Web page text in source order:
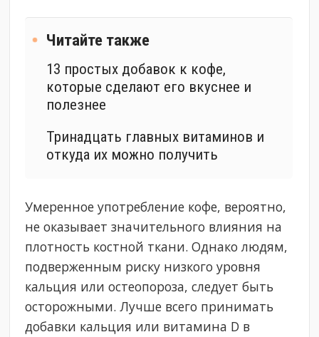
Читайте также
13 простых добавок к кофе,
которые сделают его вкуснее и
полезнее
Тринадцать главных витаминов и
откуда их можно получить
Умеренное употребление кофе, вероятно,
не оказывает значительного влияния на
плотность костной ткани. Однако людям,
подверженным риску низкого уровня
кальция или остеопороза, следует быть
осторожными. Лучше всего принимать
добавки кальция или витамина D в